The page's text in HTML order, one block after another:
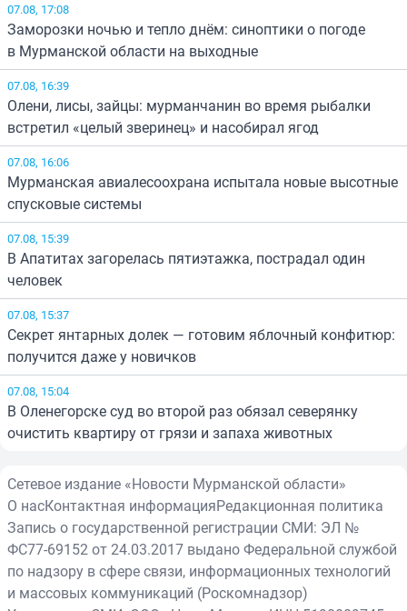
07.08, 17:08
Заморозки ночью и тепло днём: синоптики о погоде
в Мурманской области на выходные
07.08, 16:39
Олени, лисы, зайцы: мурманчанин во время рыбалки
встретил «целый зверинец» и насобирал ягод
07.08, 16:06
Мурманская авиалесоохрана испытала новые высотные
спусковые системы
07.08, 15:39
В Апатитах загорелась пятиэтажка, пострадал один
человек
07.08, 15:37
Секрет янтарных долек — готовим яблочный конфитюр:
получится даже у новичков
07.08, 15:04
В Оленегорске суд во второй раз обязал северянку
очистить квартиру от грязи и запаха животных
Сетевое издание «Новости Мурманской области»
О насКонтактная информацияРедакционная политика
Запись о государственной регистрации СМИ: ЭЛ №
ФС77-69152 от 24.03.2017 выдано Федеральной службой
по надзору в сфере связи, информационных технологий
и массовых коммуникаций (Роскомнадзор)